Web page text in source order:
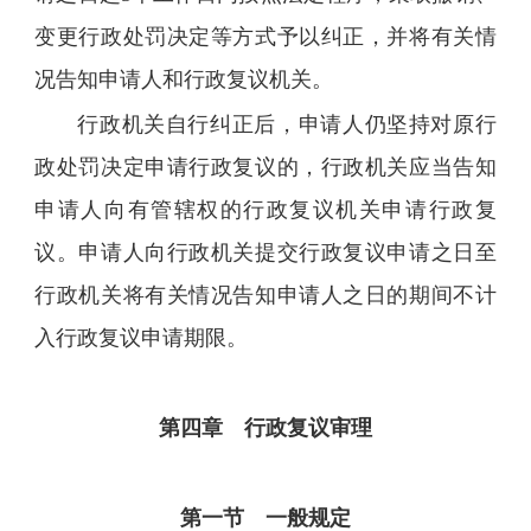
变更行政处罚决定等方式予以纠正，并将有关情
况告知申请人和行政复议机关。
行政机关自行纠正后，申请人仍坚持对原行
政处罚决定申请行政复议的，行政机关应当告知
申请人向有管辖权的行政复议机关申请行政复
议。申请人向行政机关提交行政复议申请之日至
行政机关将有关情况告知申请人之日的期间不计
入行政复议申请期限。
第四章 行政复议审理
第一节 一般规定